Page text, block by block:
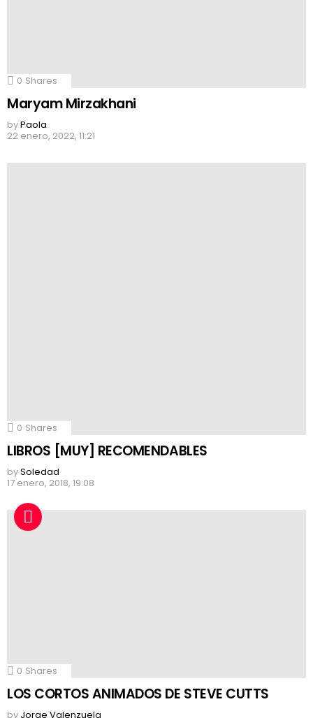
0 Shares
Maryam Mirzakhani
byPaola
22 enero, 2022, 11:21
0 Shares
LIBROS [MUY] RECOMENDABLES
bySoledad
17 enero, 2018, 19:08
0 Shares
LOS CORTOS ANIMADOS DE STEVE CUTTS
by Jorge Valenzuela